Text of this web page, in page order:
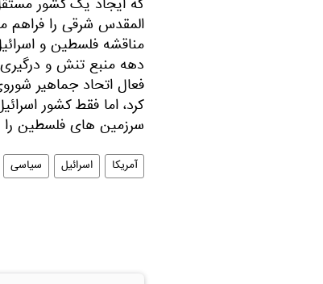
المقدس شرقی را فراهم
مناقشه فلسطین و
دهه منبع تنش و
کرد، اما فقط کشور
سرزمین های فلسطین را
آمریکا اسرائیل سیاسی